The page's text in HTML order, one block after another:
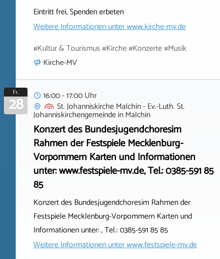
Eintritt frei, Spenden erbeten
Weitere Informationen unterwww.kirche-mv.de
#Kultur & Tourismus #Kirche #Konzerte #Musik
Kirche-MV
Fr.
28
16:00 - 17:00 Uhr
St. Johanniskirche Malchin - Ev.-Luth. St.
JohanniskirchengemeindeinMalchin
Konzert des Bundesjugendchoresim
Rahmen der Festspiele Mecklenburg-
Vorpommern Karten und Informationen
unter: www.festspiele-mv.de, Tel.: 0385-591 85
85
Konzert des Bundesjugendchoresim Rahmen der
Festspiele Mecklenburg-Vorpommern Karten und
Informationen unter: , Tel.: 0385-591 85 85
Weitere Informationen unterwww.festspiele-mv.de